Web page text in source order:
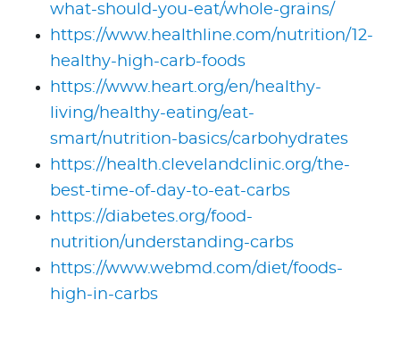
what-should-you-eat/whole-grains/
https://www.healthline.com/nutrition/12-
healthy-high-carb-foods
https://www.heart.org/en/healthy-
living/healthy-eating/eat-
smart/nutrition-basics/carbohydrates
https://health.clevelandclinic.org/the-
best-time-of-day-to-eat-carbs
https://diabetes.org/food-
nutrition/understanding-carbs
https://www.webmd.com/diet/foods-
high-in-carbs